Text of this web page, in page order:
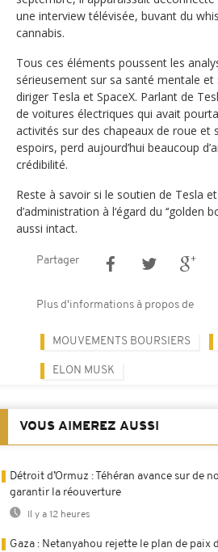
une interview télévisée, buvant du
cannabis.
Tous ces éléments poussent les
sérieusement sur sa santé mentale
diriger Tesla et SpaceX. Parlant de
de voitures électriques qui avait
activités sur des chapeaux de roue et
espoirs, perd aujourd’hui beaucoup
crédibilité.
Reste à savoir si le soutien de Tesla
d’administration à l‘égard du ‘‘golden
aussi intact.
Partager
Plus d'informations à propos de
MOUVEMENTS BOURSIERS
ELON MUSK
VOUS AIMEREZ AUSSI
Détroit d’Ormuz : Téhéran avance sur de
garantir la réouverture
Il y a 12 heures
Gaza : Netanyahou rejette le plan de paix